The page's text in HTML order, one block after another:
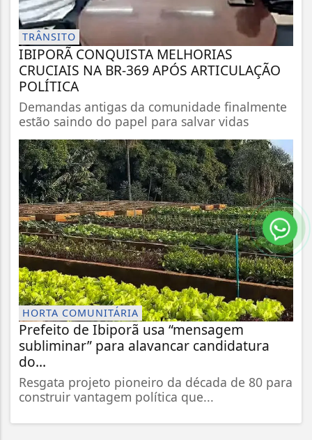
TRÂNSITO
IBIPORÃ CONQUISTA MELHORIAS
CRUCIAIS NA BR-369 APÓS ARTICULAÇÃO
POLÍTICA
Demandas antigas da comunidade finalmente
estão saindo do papel para salvar vidas
HORTA COMUNITÁRIA
Prefeito de Ibiporã usa “mensagem
subliminar” para alavancar candidatura
do...
Resgata projeto pioneiro da década de 80 para
construir vantagem política que...